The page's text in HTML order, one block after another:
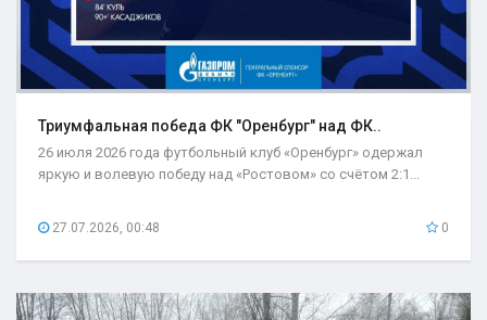
Триумфальная победа ФК "Оренбург" над ФК..
26 июля 2026 года футбольный клуб «Оренбург» одержал
яркую и волевую победу над «Ростовом» со счётом 2:1...
27.07.2026, 00:48 0